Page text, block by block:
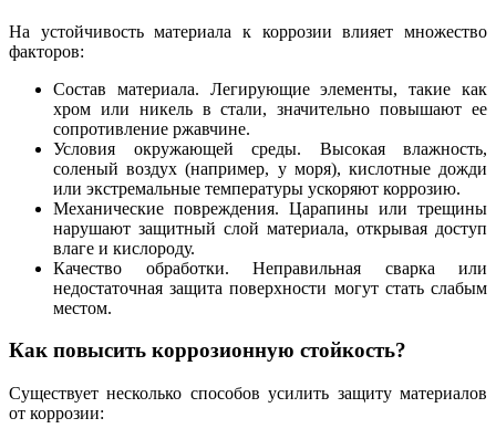
На устойчивость материала к коррозии влияет множество
факторов:
Состав материала. Легирующие элементы, такие как
хром или никель в стали, значительно повышают ее
сопротивление ржавчине.
Условия окружающей среды. Высокая влажность,
соленый воздух (например, у моря), кислотные дожди
или экстремальные температуры ускоряют коррозию.
Механические повреждения. Царапины или трещины
нарушают защитный слой материала, открывая доступ
влаге и кислороду.
Качество обработки. Неправильная сварка или
недостаточная защита поверхности могут стать слабым
местом.
Как повысить коррозионную стойкость?
Существует несколько способов усилить защиту материалов
от коррозии: